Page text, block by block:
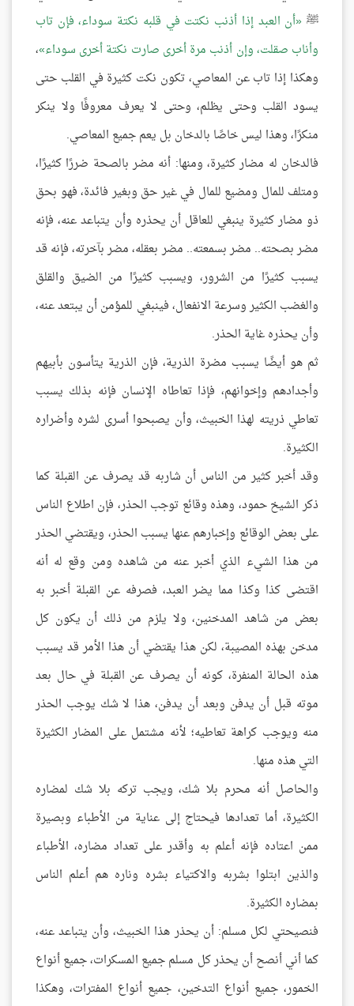
ﷺ أن العبد إذا أذنب نكتت في قلبه نكتة سوداء، فإن تاب
وأناب صقلت، وإن أذنب مرة أخرى صارت نكتة أخرى سوداء ،
وهكذا إذا تاب عن المعاصي، تكون نكت كثيرة في القلب حتى
يسود القلب وحتى يظلم، وحتى لا يعرف معروفًا ولا ينكر
منكرًا، وهذا ليس خاصًا بالدخان بل يعم جميع المعاصي.
فالدخان له مضار كثيرة، ومنها: أنه مضر بالصحة ضررًا كثيرًا،
ومتلف للمال ومضيع للمال في غير حق وبغير فائدة، فهو بحق
ذو مضار كثيرة ينبغي للعاقل أن يحذره وأن يتباعد عنه، فإنه
مضر بصحته.. مضر بسمعته.. مضر بعقله، مضر بآخرته، فإنه قد
يسبب كثيرًا من الشرور، ويسبب كثيرًا من الضيق والقلق
والغضب الكثير وسرعة الانفعال، فينبغي للمؤمن أن يبتعد عنه،
وأن يحذره غاية الحذر.
ثم هو أيضًا يسبب مضرة الذرية، فإن الذرية يتأسون بأبيهم
وأجدادهم وإخوانهم، فإذا تعاطاه الإنسان فإنه بذلك يسبب
تعاطي ذريته لهذا الخبيث، وأن يصبحوا أسرى لشره وأضراره
الكثيرة.
وقد أخبر كثير من الناس أن شاربه قد يصرف عن القبلة كما
ذكر الشيخ حمود، وهذه وقائع توجب الحذر، فإن اطلاع الناس
على بعض الوقائع وإخبارهم عنها يسبب الحذر، ويقتضي الحذر
من هذا الشيء الذي أخبر عنه من شاهده ومن وقع له أنه
اقتضى كذا وكذا مما يضر العبد، فصرفه عن القبلة أخبر به
بعض من شاهد المدخنين، ولا يلزم من ذلك أن يكون كل
مدخن بهذه المصيبة، لكن هذا يقتضي أن هذا الأمر قد يسبب
هذه الحالة المنفرة، كونه أن يصرف عن القبلة في حال بعد
موته قبل أن يدفن وبعد أن يدفن، هذا لا شك يوجب الحذر
منه ويوجب كراهة تعاطيه؛ لأنه مشتمل على المضار الكثيرة
التي هذه منها.
والحاصل أنه محرم بلا شك، ويجب تركه بلا شك لمضاره
الكثيرة، أما تعدادها فيحتاج إلى عناية من الأطباء وبصيرة
ممن اعتاده فإنه أعلم به وأقدر على تعداد مضاره، الأطباء
والذين ابتلوا بشربه والاكتياء بشره وناره هم أعلم الناس
بمضاره الكثيرة.
فنصيحتي لكل مسلم: أن يحذر هذا الخبيث، وأن يتباعد عنه،
كما أني أنصح أن يحذر كل مسلم جميع المسكرات، جميع أنواع
الخمور، جميع أنواع التدخين، جميع أنواع المفترات، وهكذا